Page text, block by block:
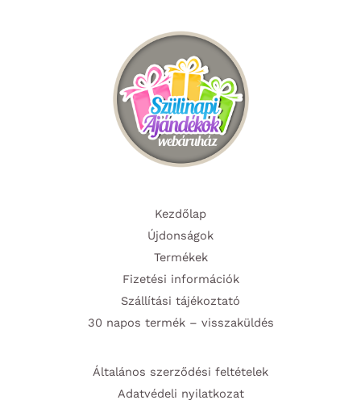
termékoldalon
választhatók
ki
Kezdőlap
Újdonságok
Termékek
Fizetési információk
Szállítási tájékoztató
30 napos termék – visszaküldés
Általános szerződési feltételek
Adatvédeli nyilatkozat